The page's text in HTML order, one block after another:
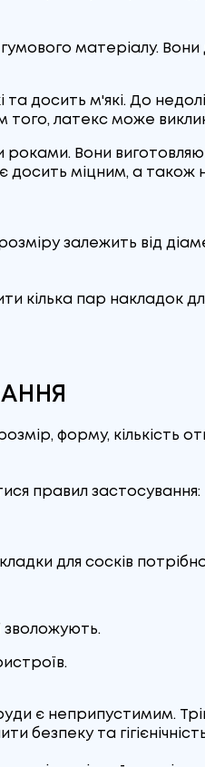
матеріалу.
та досить м'які. До
латекс може
Вони
міцним, а також
залежить від
кілька пар накладок
форму, кількість
правил застосування:
для сосків
зволожують.
є неприпустимим.
та